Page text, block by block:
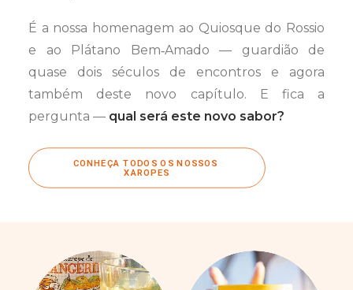
É a nossa homenagem ao Quiosque do Rossio
e ao Plátano Bem‑Amado — guardião de
quase dois séculos de encontros e agora
também deste novo capítulo. E fica a
pergunta — qual será este novo sabor?
CONHEÇA TODOS OS NOSSOS
XAROPES